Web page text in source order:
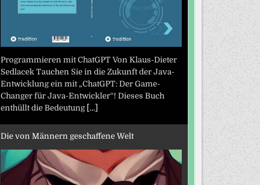
Programmieren mit ChatGPT Von Klaus-Dieter
Sedlacek Tauchen Sie in die Zukunft der Java-
Entwicklung ein mit „ChatGPT: Der Game-
Changer für Java-Entwickler“! Dieses Buch
enthüllt die Bedeutung [...]
Die von Männern geschaffene Welt